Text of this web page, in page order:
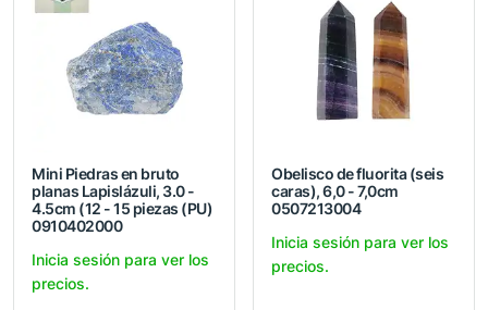
Mini Piedras en bruto
planas Lapislázuli, 3.0 -
4.5cm (12 - 15 piezas (PU)
0910402000
Inicia sesión para ver los
precios.
Obelisco de fluorita (seis
caras), 6,0 - 7,0cm
0507213004
Inicia sesión para ver los
precios.